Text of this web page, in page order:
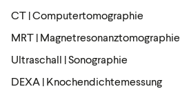
CT | Computertomographie
MRT | Magnetresonanztomographie
Ultraschall | Sonographie
DEXA | Knochendichtemessung